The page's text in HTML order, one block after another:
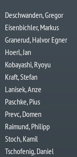
Deschwanden, Gregor
Eisenbichler, Markus
Granerud, Halvor Egner
Hoerl, Jan
Kobayashi, Ryoyu
Kraft, Stefan
Lanisek, Anze
Paschke, Pius
Prevc, Domen
Raimund, Philipp
Stoch, Kamil
Tschofenig, Daniel